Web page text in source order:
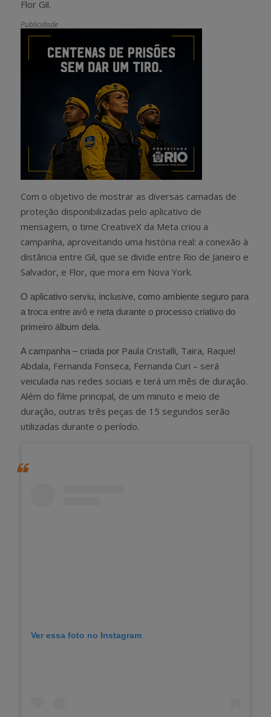
Flor Gil.
Publicidade
Com o objetivo de mostrar as diversas camadas de
proteção disponibilizadas pelo aplicativo de
mensagem, o time CreativeX da Meta criou a
campanha, aproveitando uma história real: a conexão à
distância entre Gil, que se divide entre Rio de Janeiro e
Salvador, e Flor, que mora em Nova York.
O aplicativo serviu, inclusive, como ambiente seguro para
a troca entre avô e neta durante o processo criativo do
primeiro álbum dela.
A campanha – criada por Paula Cristalli, Taira, Raquel
Abdala, Fernanda Fonseca, Fernanda Curi – será
veiculada nas redes sociais e terá um mês de duração.
Além do filme principal, de um minuto e meio de
duração, outras três peças de 15 segundos serão
utilizadas durante o período.
Ver essa foto no Instagram